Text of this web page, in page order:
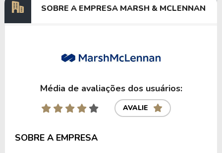
SOBRE A EMPRESA MARSH & MCLENNAN
Média de avaliações dos usuários:
AVALIE
SOBRE A EMPRESA